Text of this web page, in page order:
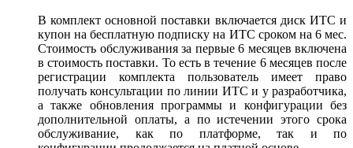
В комплект основной поставки включается диск ИТС и
купон на бесплатную подписку на ИТС сроком на 6 мес.
Стоимость обслуживания за первые 6 месяцев включена
в стоимость поставки. То есть в течение 6 месяцев после
регистрации комплекта пользователь имеет право
получать консультации по линии ИТС и у разработчика,
а также обновления программы и конфигурации без
дополнительной оплаты, а по истечении этого срока
обслуживание, как по платформе, так и по